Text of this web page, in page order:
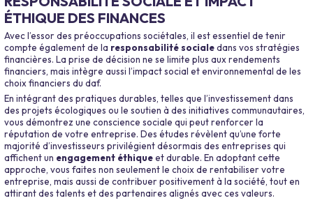
ÉTHIQUE DES FINANCES
Avec l’essor des préoccupations sociétales, il est essentiel de tenir
compte également de la responsabilité socialedans vos stratégies
financières. La prise de décision ne se limite plus aux rendements
financiers, mais intègre aussi l’impact social et environnemental de les
choix financiers du daf.
En intégrant des pratiques durables, telles que l’investissement dans
des projets écologiques ou le soutien à des initiatives communautaires,
vous démontrez une conscience sociale qui peut renforcer la
réputation de votre entreprise. Des études révèlent qu’une forte
majorité d’investisseurs privilégient désormais des entreprises qui
affichent un engagement éthiqueet durable. En adoptant cette
approche, vous faites non seulement le choix de rentabiliser votre
entreprise, mais aussi de contribuer positivement à la société, tout en
attirant des talents et des partenaires alignés avec ces valeurs.